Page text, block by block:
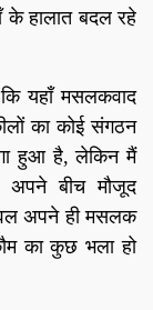
के हालात बदल रहे
यहाँ मसलकवाद
का कोई संगठन
हुआ है, लेकिन मैं
बीच मौजूद
अपने ही मसलक
का कुछ भला हो